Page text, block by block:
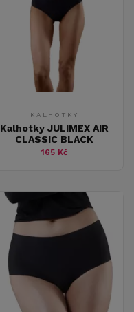
KALHOTKY
Kalhotky JULIMEX AIR
CLASSIC BLACK
165 Kč